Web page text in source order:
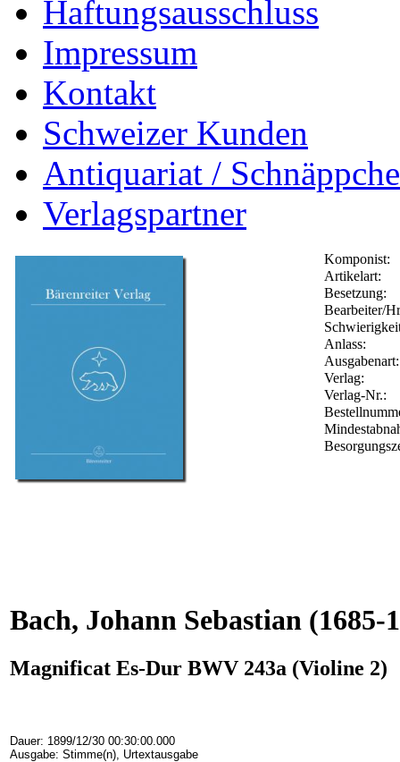
Haftungsausschluss
Impressum
Kontakt
Schweizer Kunden
Antiquariat /
Verlagspartner
Komponist:
Artikelart:
Besetzung:
Bearbeiter/
Anlass:
Ausgabenart:
Verlag:
Verlag-Nr.:
Bach, Johann Sebastian (1685-
Magnificat Es-Dur BWV 243a (Violine 2)
Dauer: 1899/12/30 00:30:00.000
Ausgabe: Stimme(n), Urtextausgabe